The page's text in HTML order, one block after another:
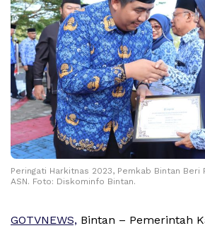
Peringati Harkitnas 2023, Pemkab Bintan Beri
ASN. Foto: Diskominfo Bintan.
GOTVNEWS, Bintan – Pemerintah